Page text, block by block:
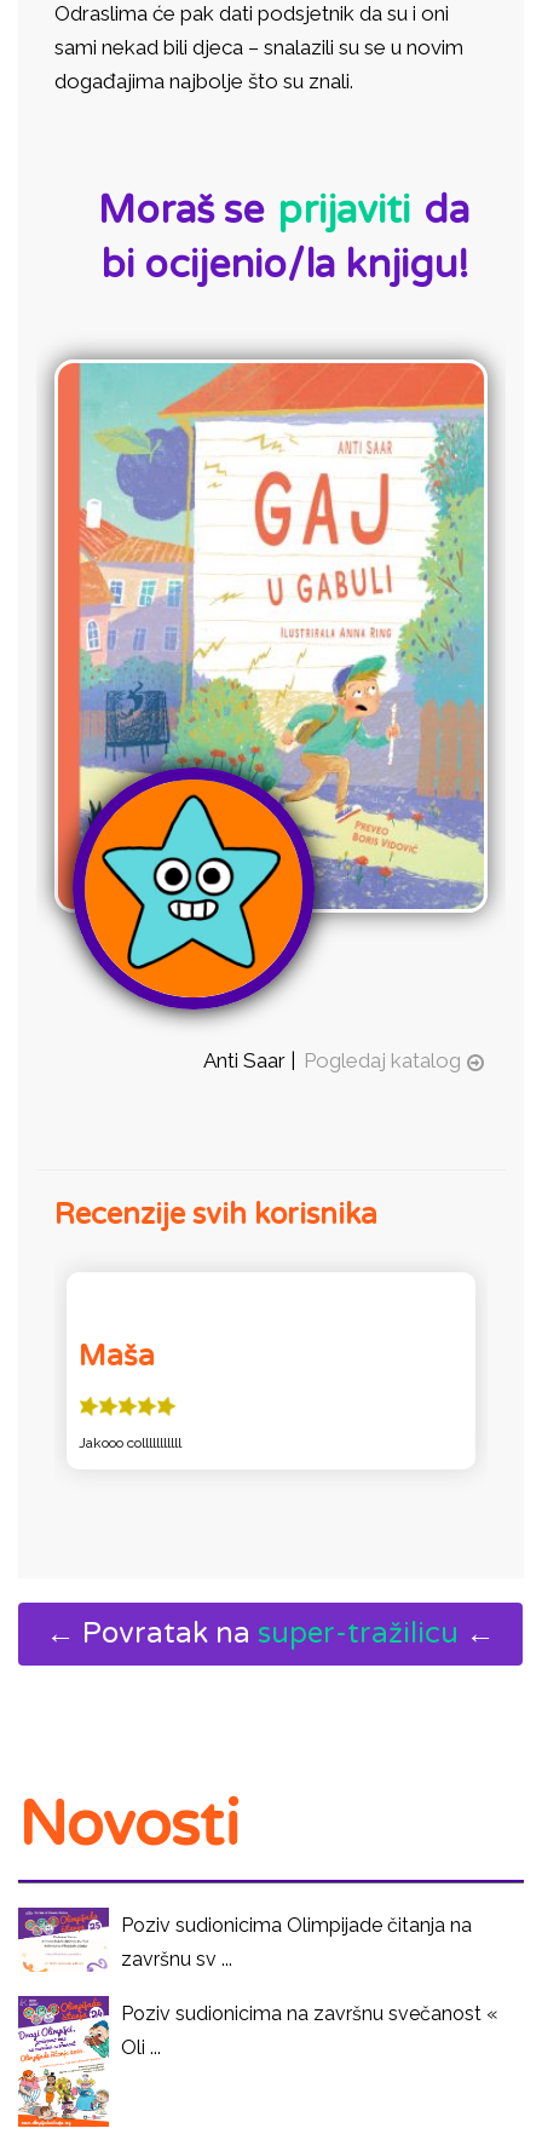
Odraslima će pak dati podsjetnik da su i oni
sami nekad bili djeca – snalazili su se u novim
događajima najbolje što su znali.
Moraš se prijaviti da
bi ocijenio/la knjigu!
Anti Saar | Pogledaj katalog
Recenzije svih korisnika
Maša
Jakooo colllllllllll
← Povratak na super-tražilicu ←
Novosti
Poziv sudionicima Olimpijade čitanja na
završnu sv ...
Poziv sudionicima na završnu svečanost «
Oli ...